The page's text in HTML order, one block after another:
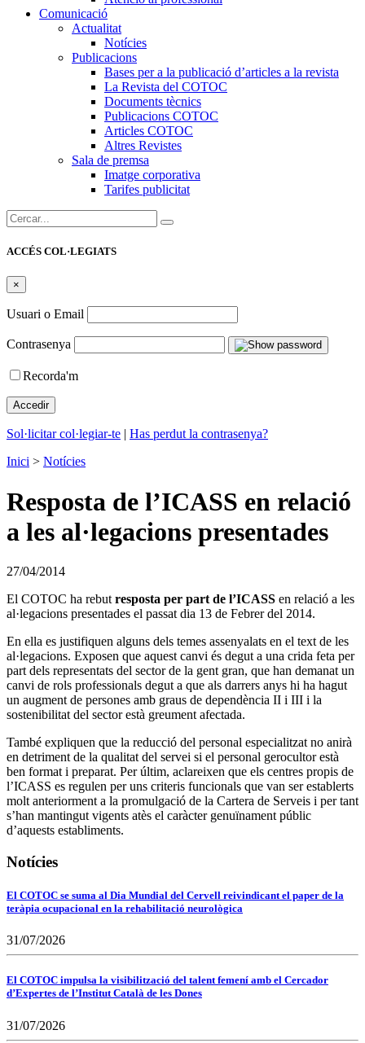
Comunicació
Actualitat
Notícies
Publicacions
Bases per a la publicació d’articles a la revista
La Revista del COTOC
Documents tècnics
Publicacions COTOC
Articles COTOC
Altres Revistes
Sala de premsa
Imatge corporativa
Tarifes publicitat
Cercar:
ACCÉS COL·LEGIATS
×
Usuari o Email
Contrasenya
Recorda'm
Sol·licitar col·legiar-te | Has perdut la contrasenya?
Inici > Notícies
Resposta de l’ICASS en relació
a les al·legacions presentades
27/04/2014
El COTOC ha rebut resposta per part de l’ICASS en relació a les
al·legacions presentades el passat dia 13 de Febrer del 2014.
En ella es justifiquen alguns dels temes assenyalats en el text de les
al·legacions. Exposen que aquest canvi és degut a una crida feta per
part dels representats del sector de la gent gran, que han demanat un
canvi de rols professionals degut a que als darrers anys hi ha hagut
un augment de persones amb graus de dependència II i III i la
sostenibilitat del sector està greument afectada.
També expliquen que la reducció del personal especialitzat no anirà
en detriment de la qualitat del servei si el personal gerocultor està
ben format i preparat. Per últim, aclareixen que els centres propis de
l’ICASS es regulen per uns criteris funcionals que van ser establerts
molt anteriorment a la promulgació de la Cartera de Serveis i per tant
s’han mantingut vigents atès el caràcter genuïnament públic
d’aquests establiments.
Notícies
El COTOC se suma al Dia Mundial del Cervell reivindicant el paper de la
teràpia ocupacional en la rehabilitació neurològica
31/07/2026
El COTOC impulsa la visibilització del talent femení amb el Cercador
d’Expertes de l’Institut Català de les Dones
31/07/2026